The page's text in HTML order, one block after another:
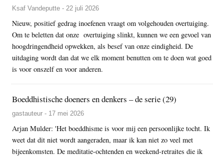
Ksaf Vandeputte - 22 juli 2026
Nieuw, positief gedrag inoefenen vraagt om volgehouden overtuiging.
Om te beletten dat onze overtuiging slinkt, kunnen we een gevoel van
hoogdringendheid opwekken, als besef van onze eindigheid. De
uitdaging wordt dan dat we elk moment benutten om te doen wat goed
is voor onszelf en voor anderen.
Boeddhistische doeners en denkers – de serie (29)
gastauteur - 17 mei 2026
Arjan Mulder: 'Het boeddhisme is voor mij een persoonlijke tocht. Ik
weet dat dit niet wordt aangeraden, maar ik kan niet zo veel met
bijeenkomsten. De meditatie-ochtenden en weekend-retraites die ik